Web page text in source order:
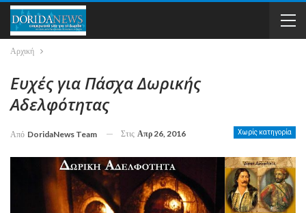
Αρχική
Eυχές για Πάσχα Δωρικής
Αδελφότητας
Χωρίς κατηγορία
Από DoridaNews Team Στις Απρ 26, 2016